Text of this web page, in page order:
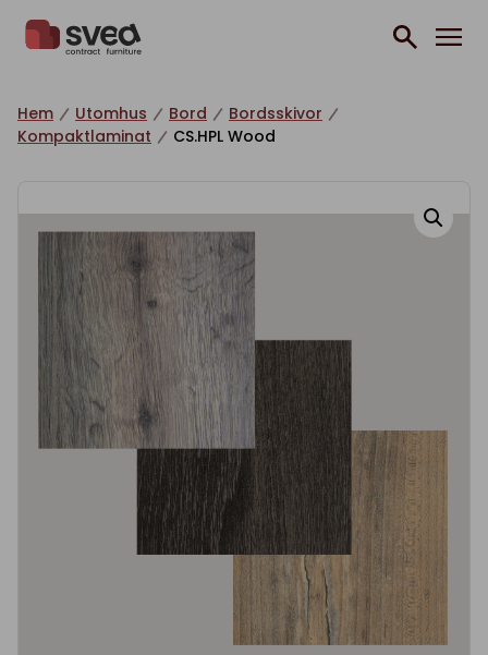
Hem Utomhus Bord
Bordsskivor
Kompaktlaminat
CS.HPL Wood